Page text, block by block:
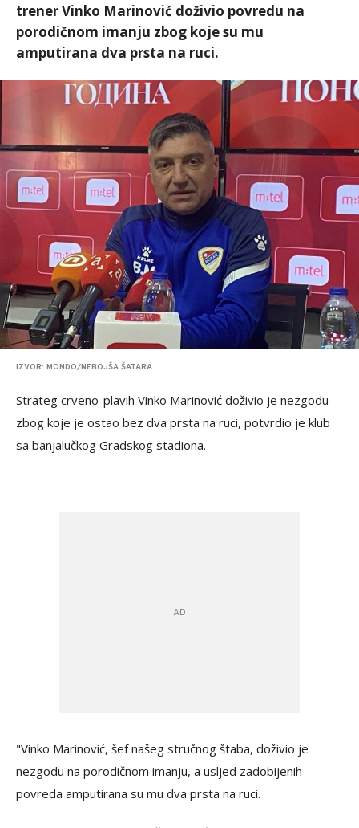
trener Vinko Marinović doživio povredu na
porodičnom imanju zbog koje su mu
amputirana dva prsta na ruci.
IZVOR: MONDO/NEBOJŠA ŠATARA
Strateg crveno-plavih Vinko Marinović doživio je nezgodu
zbog koje je ostao bez dva prsta na ruci, potvrdio je klub
sa banjalučkog Gradskog stadiona.
"Vinko Marinović, šef našeg stručnog štaba, doživio je
nezgodu na porodičnom imanju, a usljed zadobijenih
povreda amputirana su mu dva prsta na ruci.